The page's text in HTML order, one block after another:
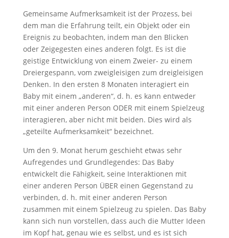
Gemeinsame Aufmerksamkeit ist der Prozess, bei
dem man die Erfahrung teilt, ein Objekt oder ein
Ereignis zu beobachten, indem man den Blicken
oder Zeigegesten eines anderen folgt. Es ist die
geistige Entwicklung von einem Zweier- zu einem
Dreiergespann, vom zweigleisigen zum dreigleisigen
Denken. In den ersten 8 Monaten interagiert ein
Baby mit einem „anderen“, d. h. es kann entweder
mit einer anderen Person ODER mit einem Spielzeug
interagieren, aber nicht mit beiden. Dies wird als
„geteilte Aufmerksamkeit“ bezeichnet.
Um den 9. Monat herum geschieht etwas sehr
Aufregendes und Grundlegendes: Das Baby
entwickelt die Fähigkeit, seine Interaktionen mit
einer anderen Person ÜBER einen Gegenstand zu
verbinden, d. h. mit einer anderen Person
zusammen mit einem Spielzeug zu spielen. Das Baby
kann sich nun vorstellen, dass auch die Mutter Ideen
im Kopf hat, genau wie es selbst, und es ist sich